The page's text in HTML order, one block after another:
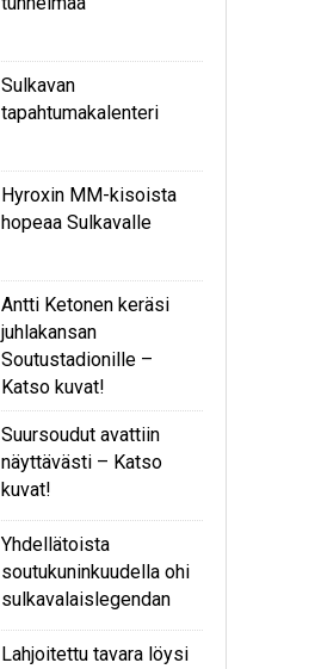
Sulkavan
tapahtumakalenteri
Hyroxin MM-kisoista
hopeaa Sulkavalle
Antti Ketonen keräsi
juhlakansan
Soutustadionille –
Katso kuvat!
Suursoudut avattiin
näyttävästi – Katso
kuvat!
Yhdellätoista
soutukuninkuudella ohi
sulkavalaislegendan
Lahjoitettu tavara löysi